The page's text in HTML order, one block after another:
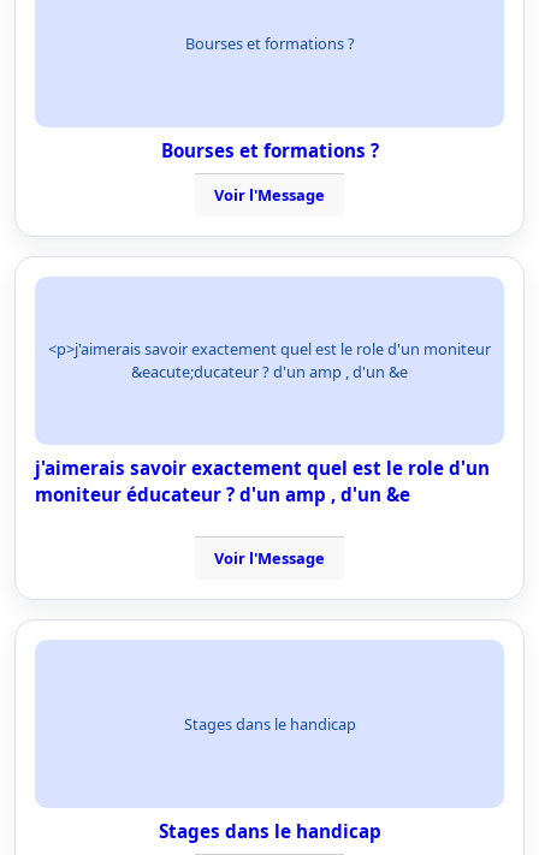
Bourses et formations ?
Bourses et formations ?
Voir l'Message
<p>j'aimerais savoir exactement quel est le role d'un moniteur
&eacute;ducateur ? d'un amp , d'un &e
j'aimerais savoir exactement quel est le role d'un
moniteur éducateur ? d'un amp , d'un &e
Voir l'Message
Stages dans le handicap
Stages dans le handicap